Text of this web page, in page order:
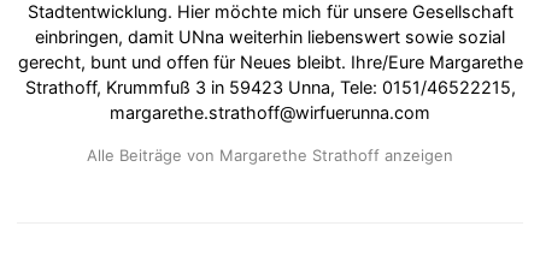
Stadtentwicklung. Hier möchte mich für unsere Gesellschaft
einbringen, damit UNna weiterhin liebenswert sowie sozial
gerecht, bunt und offen für Neues bleibt. Ihre/Eure Margarethe
Strathoff, Krummfuß 3 in 59423 Unna, Tele: 0151/46522215,
margarethe.strathoff@wirfuerunna.com
Alle Beiträge von Margarethe Strathoff anzeigen